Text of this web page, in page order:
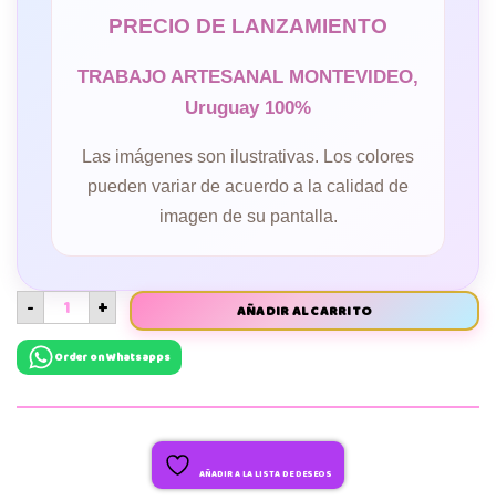
PRECIO DE LANZAMIENTO
TRABAJO ARTESANAL MONTEVIDEO,
Uruguay 100%
Las imágenes son ilustrativas. Los colores
pueden variar de acuerdo a la calidad de
imagen de su pantalla.
- + AÑADIR AL CARRITO
Order on Whatsapps
AÑADIR A LA LISTA DE DESEOS